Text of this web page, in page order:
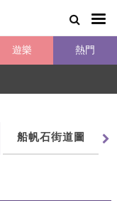
遊樂 熱門
船帆石街道圖